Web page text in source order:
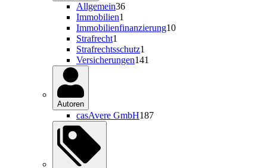
Allgemein36
Immobilien1
Immobilienfinanzierung10
Strafrecht1
Strafrechtsschutz1
Versicherungen141
Autoren
casAvere GmbH187